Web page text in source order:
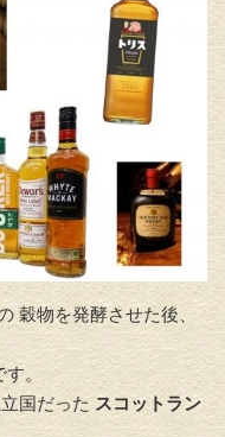
穀物を発酵させた後、
す。
国だった スコットラン